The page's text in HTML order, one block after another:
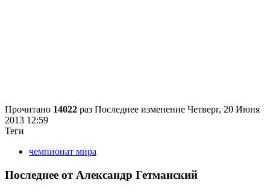
Прочитано 14022 раз Последнее изменение Четверг, 20 Июня
2013 12:59
Теги
чемпионат мира
Последнее от Александр Гетманский